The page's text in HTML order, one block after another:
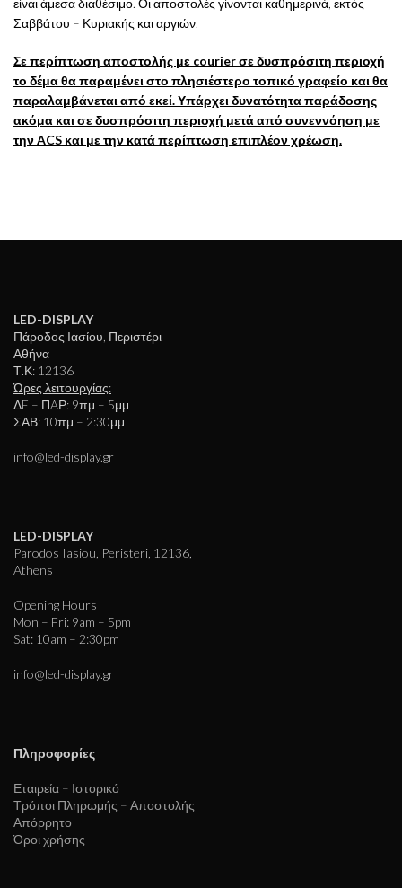
είναι άμεσα διαθέσιμο. Οι αποστολές γίνονται καθημερινά, εκτός
Σαββάτου – Κυριακής και αργιών.
Σε περίπτωση αποστολής με courier σε δυσπρόσιτη περιοχή
το δέμα θα παραμένει στο πλησιέστερο τοπικό γραφείο και θα
παραλαμβάνεται από εκεί. Υπάρχει δυνατότητα παράδοσης
ακόμα και σε δυσπρόσιτη περιοχή μετά από συνεννόηση με
την ACS και με την κατά περίπτωση επιπλέον χρέωση.
LED-DISPLAY
Πάροδος Ιασίου, Περιστέρι
Αθήνα
Τ.Κ: 12136
Ώρες λειτουργίας:
ΔE – ΠAΡ: 9πμ – 5μμ
ΣΑΒ: 10πμ – 2:30μμ
info@led-display.gr
LED-DISPLAY
Parodos Iasiou, Peristeri, 12136,
Athens
Opening Hours
Mon – Fri: 9am – 5pm
Sat: 10am – 2:30pm
info@led-display.gr
Πληροφορίες
Εταιρεία – Ιστορικό
Τρόποι Πληρωμής – Αποστολής
Απόρρητο
Όροι χρήσης